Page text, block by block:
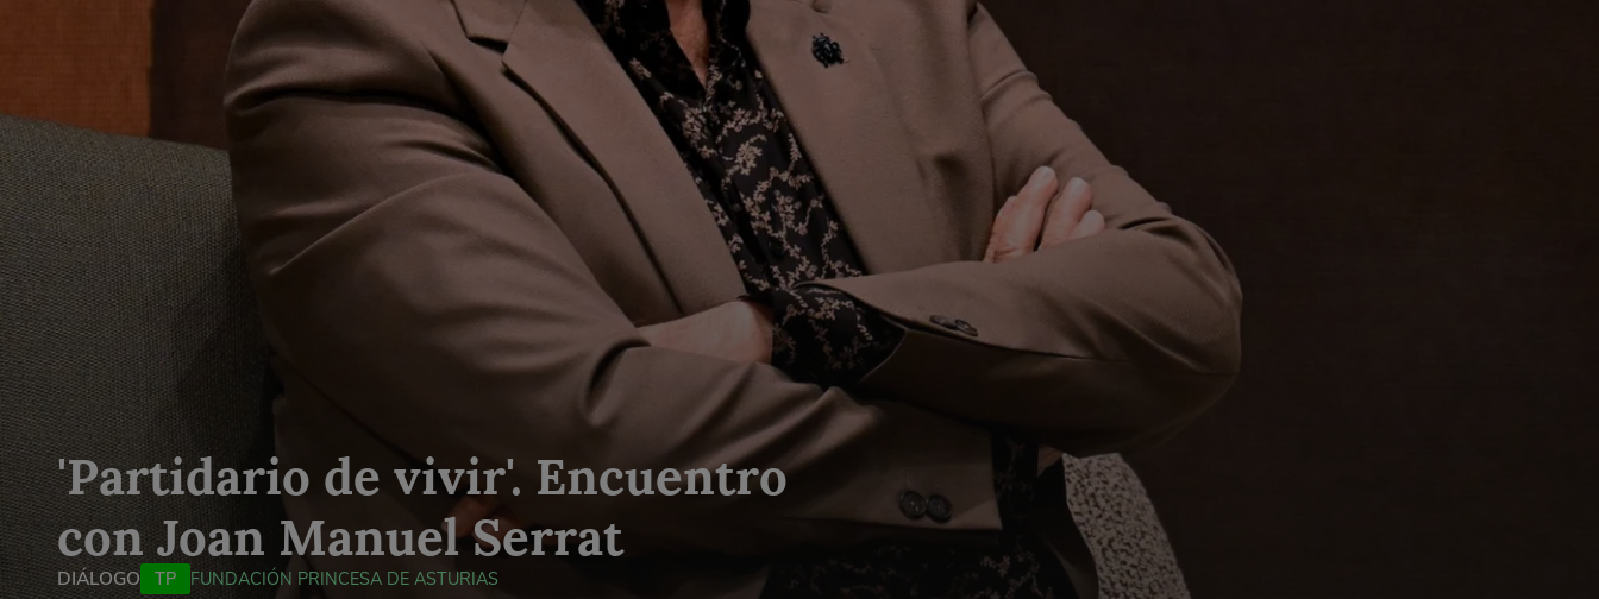
'Partidario de vivir'. Encuentro
con Joan Manuel Serrat
DIÁLOGO TP
FUNDACIÓN PRINCESA DE ASTURIAS